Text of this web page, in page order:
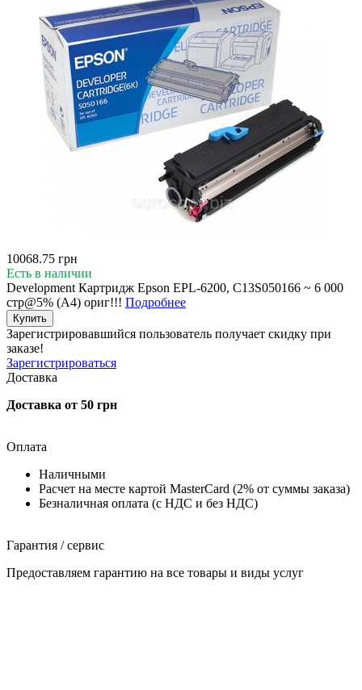
10068.75 грн
Есть в наличии
Development Картридж Epson EPL-6200, C13S050166 ~ 6 000
стр@5% (A4) ориг!!! Подробнее
Купить
Зарегистрировавшийся пользователь получает скидку при
заказе!
Зарегистрироваться
Доставка
Доставка от 50 грн
Оплата
Наличными
Расчет на месте картой MasterCard (2% от суммы заказа)
Безналичная оплата (с НДС и без НДС)
Гарантия / сервис
Предоставляем гарантию на все товары и виды услуг